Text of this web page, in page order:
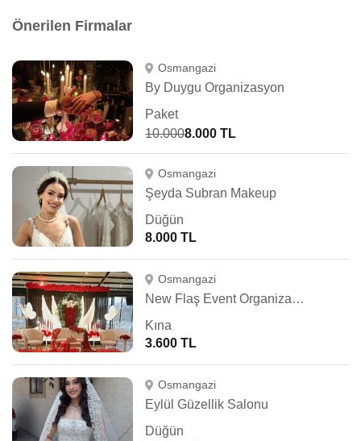
Önerilen Firmalar
Osmangazi
By Duygu Organizasyon
Paket
10.0008.000 TL
Osmangazi
Şeyda Subran Makeup
Düğün
8.000 TL
Osmangazi
New Flaş Event Organizasyon
Kına
3.600 TL
Osmangazi
Eylül Güzellik Salonu
Düğün